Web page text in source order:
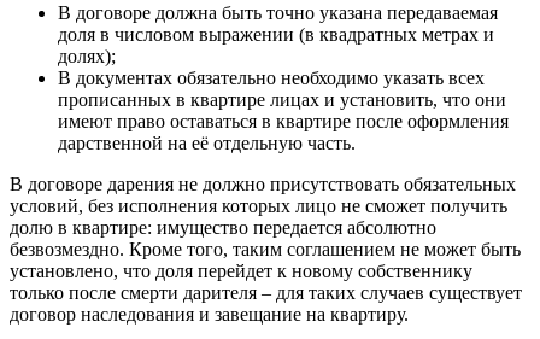
В договоре должна быть точно указана передаваемая
доля в числовом выражении (в квадратных метрах и
долях);
В документах обязательно необходимо указать всех
прописанных в квартире лицах и установить, что они
имеют право оставаться в квартире после оформления
дарственной на её отдельную часть.
В договоре дарения не должно присутствовать обязательных
условий, без исполнения которых лицо не сможет получить
долю в квартире: имущество передается абсолютно
безвозмездно. Кроме того, таким соглашением не может быть
установлено, что доля перейдет к новому собственнику
только после смерти дарителя – для таких случаев существует
договор наследования и завещание на квартиру.